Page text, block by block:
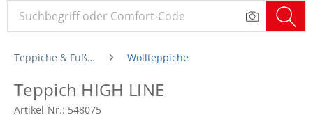
Teppiche & Fußmatten Wollteppiche
Teppich HIGH LINE
Artikel-Nr.: 548075